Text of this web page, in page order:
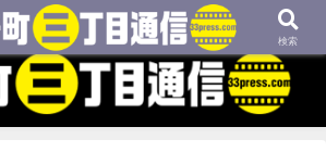
、外国語学習などについてのブログです
検索